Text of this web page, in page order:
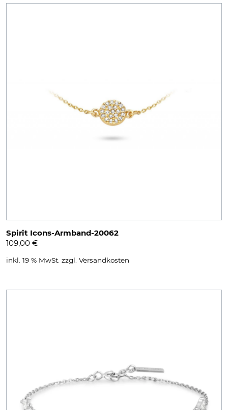
Spirit Icons-Armband-20062
109,00 €
inkl. 19 % MwSt. zzgl. Versandkosten